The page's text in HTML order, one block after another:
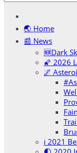
🌏 Home
📰 News
🆕Dark
🌠 2026
🌌
ℹ️ 2021